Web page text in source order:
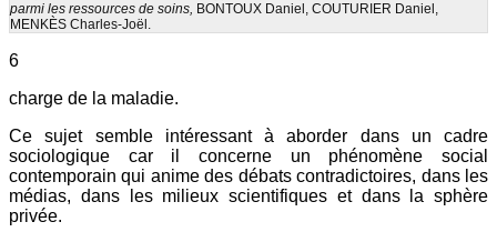
parmi les ressources de soins, BONTOUX Daniel, COUTURIER Daniel,
MENKÈS Charles-Joël.
6
charge de la maladie.
Ce sujet semble intéressant à aborder dans un cadre
sociologique car il concerne un phénomène social
contemporain qui anime des débats contradictoires, dans les
médias, dans les milieux scientifiques et dans la sphère
privée.